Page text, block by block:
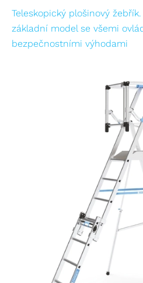
Teleskopický plošinový
základní model se všemi
bezpečnostními výhodami